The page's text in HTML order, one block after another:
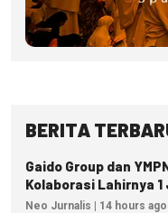
BERITA
Gaido Group dan
Kolaborasi Lahirnya
Ekonomi Syariah
Neo Jurnalis | 14 hours ago